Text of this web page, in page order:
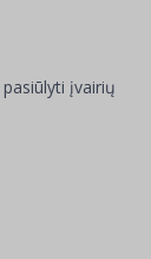
įvairių